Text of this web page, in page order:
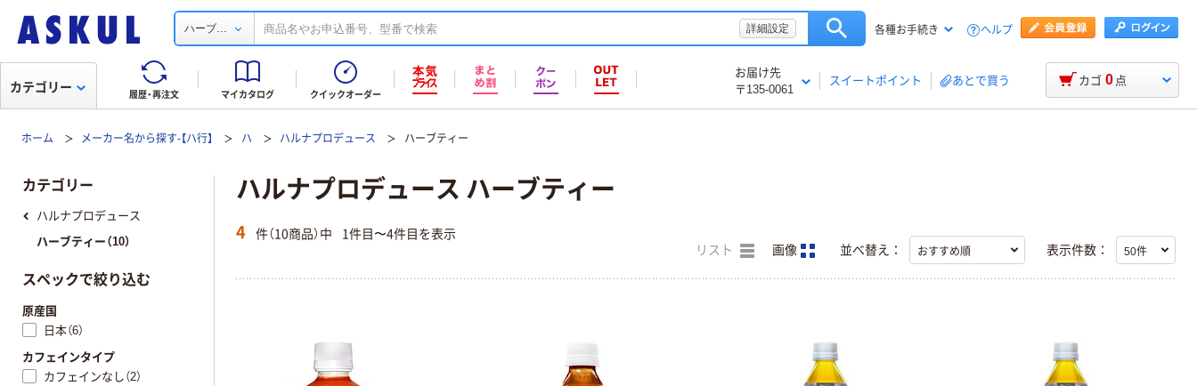
ハーブ... 詳細設定 各種お手続き ヘルプ
履歴・再注文 マイカタログ クイックオーダー
お届け先
〒135-0061
スイートポイント あとで買う
カテゴリー カゴ 0 点
ホーム メーカー名から探す-【ハ行】 ハ ハルナプロデュース ハーブティー
ハルナプロデュース ハーブティー
4 件（10商品）中 1件目〜4件目を表示
リスト 画像 並べ替え： 表示件数：
カテゴリー
ハルナプロデュース
ハーブティー（10）
スペックで絞り込む
原産国
日本（6）
カフェインタイプ
カフェインなし（2）